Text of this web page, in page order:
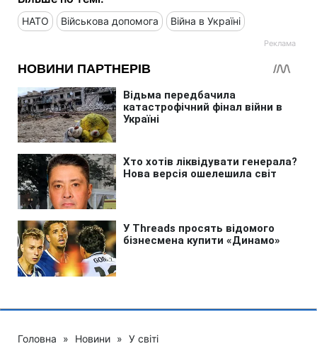
НАТО Військова допомога Війна в Україні
Головна » Новини » У світі